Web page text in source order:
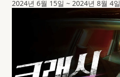
2024년 6월 15일 ~ 2024년 8월 4일